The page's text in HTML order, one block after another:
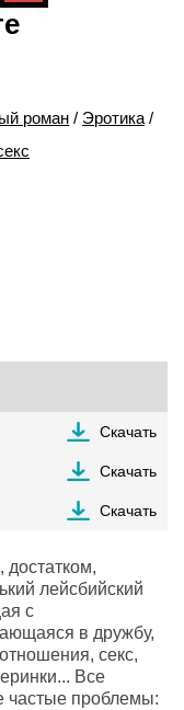
роман / Эротика /
Скачать
Скачать
Скачать
достатком,
лейсбийский
с
в дружбу,
секс,
Все
частые проблемы: